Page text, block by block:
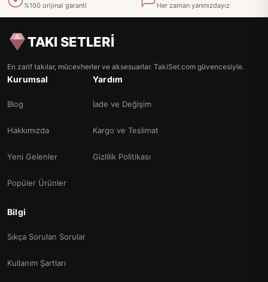
%100 orijinal garanti Her zaman yanınızdayız
TAKI SETLERİ
En zarif takılar, mücevherler ve aksesuarlar. TakiSet.com güvencesiyle.
Kurumsal
Blog
Hakkımızda
Yeni Gelenler
Popüler Ürünler
Yardım
İade ve Değişim
Kargo ve Teslimat
Gizlilik Politikası
Bilgi
Sıkça Sorulan Sorular
Kullanım Şartları